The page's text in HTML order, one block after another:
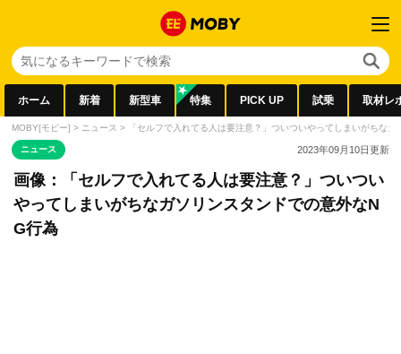
ホーム 新着 新型車 特集 PICK UP 試乗 取材レ
MOBY[モビー] > ニュース > 「セルフで入れてる人は要注意？」ついついやってしまいがちな
ニュース 2023年09月10日更新
画像：「セルフで入れてる人は要注意？」ついつい
やってしまいがちなガソリンスタンドでの意外なN
G行為